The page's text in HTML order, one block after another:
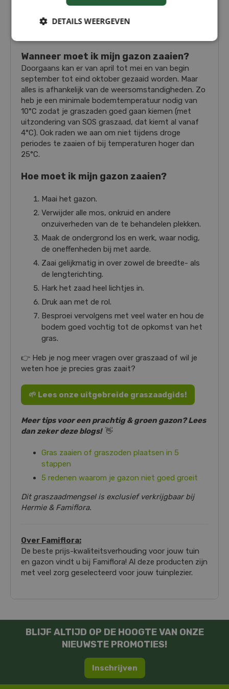
Nieuwe aanleg:250 tot 300 gram per 10m²
Wanneer moet ik mijn gazon zaaien?
Doorgaans kan er van april tot mei en van begin
september tot eind oktober gezaaid worden. Maar
alles is afhankelijk van de weersomstandigheden. Zo
heb je een minimale bodemtemperatuur nodig van
10°C zodat je graszaden goed gaan kiemen (met
uitzondering van SOS graszaad, dat kiemt al vanaf
4°C). Ook raden we aan om niet tijdens droge
periodes te zaaien of bij temperaturen hoger dan
25°C.
Hoe moet ik mijn gazon zaaien?
Maai het gazon.
Verwijder alle mos, onkruid en andere
onzuiverheden van de te behandelen plekken.
Maak de ondergrond los en werk, waar nodig,
de oneffenheden bij met aarde.
Zaai gelijkmatig in over zowel de breedte- als
de lengterichting.
Hark het zaad heel lichtjes in.
Druk aan met de rol.
Besproei vervolgens met veel water en hou de
bodem goed vochtig tot de opkomst van het
gras.
👉 Heb je nog meer vragen over graszaad of wil je
weten hoe je precies gras zaait?
🌱 Lees onze uitgebreide graszaadgids!
Meer tips voor een prachtig & groen gazon? Lees
dan zeker deze blogs! 👋
Gras zaaien of graszoden plaatsen in 5
stappen
5 redenen waarom je gazon niet goed groeit
Dit graszaadmengsel is exclusief verkrijgbaar bij
Hermie & Famiflora.
Over Famiflora:
De beste prijs-kwaliteitsverhouding voor jouw tuin
en gazon vindt u bij Famiflora! Al deze producten zijn
met veel zorg geselecteerd voor jouw tuinplezier.
BLIJF ALTIJD OP DE HOOGTE VAN ONZE
NIEUWSTE PROMOTIES!
Inschrijven
DETAILS WEERGEVEN